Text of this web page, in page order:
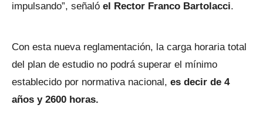
impulsando”, señaló el Rector Franco Bartolacci.
Con esta nueva reglamentación, la carga horaria total
del plan de estudio no podrá superar el mínimo
establecido por normativa nacional, es decir de 4
años y 2600 horas.